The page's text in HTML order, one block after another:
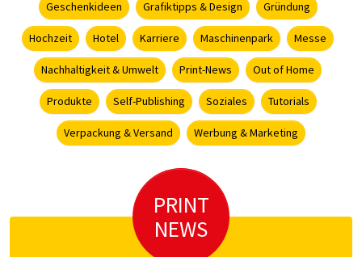
Geschenkideen Grafiktipps & Design Gründung
Hochzeit Hotel Karriere Maschinenpark Messe
Nachhaltigkeit & Umwelt Print-News Out of Home
Produkte Self-Publishing Soziales Tutorials
Verpackung & Versand Werbung & Marketing
PRINT
NEWS